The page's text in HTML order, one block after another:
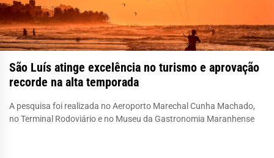
São Luís atinge excelência no turismo e aprovação
recorde na alta temporada
A pesquisa foi realizada no Aeroporto Marechal Cunha Machado,
no Terminal Rodoviário e no Museu da Gastronomia Maranhense